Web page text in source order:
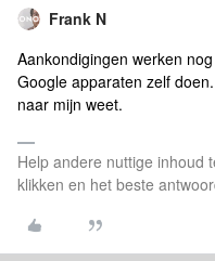
Frank N
Aankondigingen werken
Google apparaten zelf
naar mijn weet.
Help andere nuttige inhoud
klikken en het beste